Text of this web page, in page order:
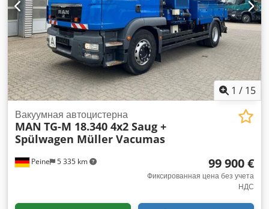
1 / 15
Peine 5 335 km
Вакуумная автоцистерна
MAN TG-M 18.340 4x2 Saug +
Spülwagen Müller Vacumas
99 900 €
Фиксированная цена без учета
НДС